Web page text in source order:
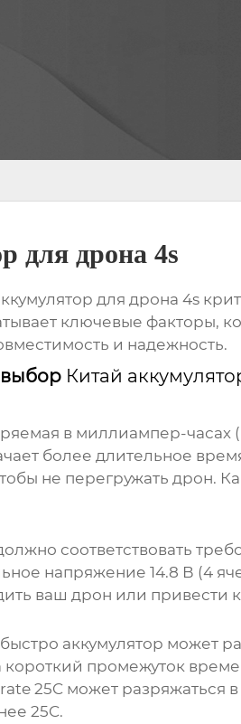
для дрона 4s
для дрона 4s
ключевые факторы,
и надежность.
Китай
в миллиампер-
более длительное
не перегружать дрон.
соответствовать
напряжение 14.8 В (4
ваш дрон или привести к
аккумулятор может
короткий промежуток
25C может разряжаться
25C.